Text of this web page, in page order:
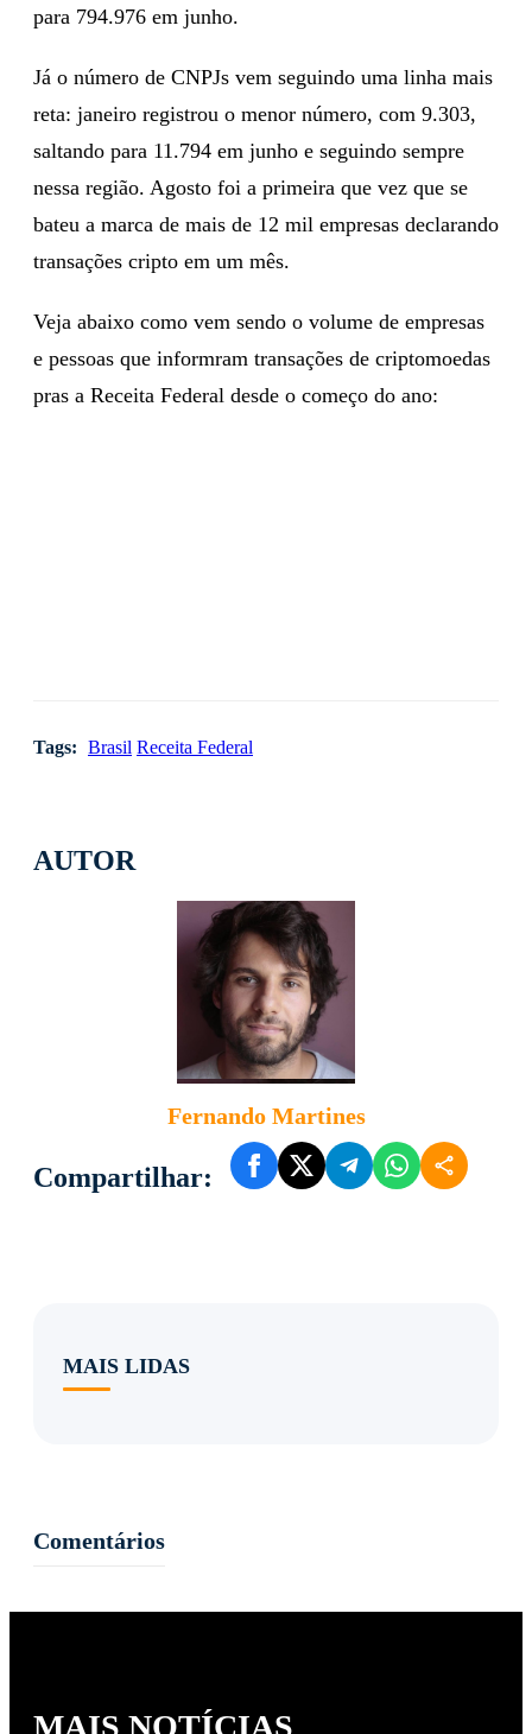
AUTOR
Fernando Martines
Compartilhar:
para 794.976 em junho.
Já o número de CNPJs vem seguindo uma linha mais
reta: janeiro registrou o menor número, com 9.303,
saltando para 11.794 em junho e seguindo sempre
nessa região. Agosto foi a primeira que vez que se
bateu a marca de mais de 12 mil empresas declarando
transações cripto em um mês.
Veja abaixo como vem sendo o volume de empresas
e pessoas que informram transações de criptomoedas
pras a Receita Federal desde o começo do ano:
Tags: Brasil Receita Federal
MAIS LIDAS
Comentários
MAIS NOTÍCIAS